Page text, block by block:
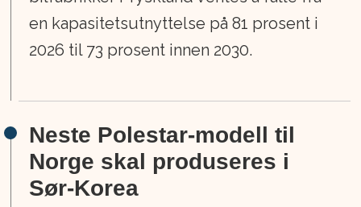
en kapasitetsutnyttelse på 81 prosent i
2026 til 73 prosent innen 2030.
Neste Polestar-modell til
Norge skal produseres i
Sør-Korea